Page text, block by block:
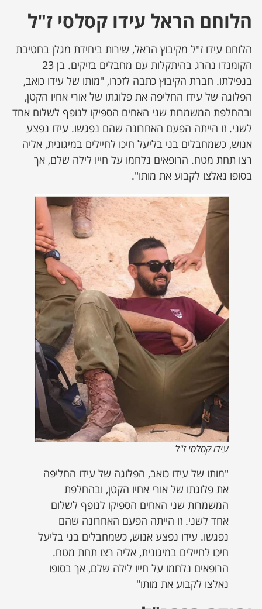
הלוחם הראל עידו קסלסי ז"ל
הלוחם עידו ז"ל מקיבוץ הראל, שירות ביחידת מגלן בחטיבת
הקומנדו נהרג בהיתקלות עם מחבלים בזיקים. בן 23
בנפילתו. חברת הקיבוץ כתבה לזכרו, "מותו של עידו כואב,
הפלוגה של עידו החליפה את פלוגתו של אורי אחיו הקטן,
ובהחלפת המשמרות שני האחים הספיקו לנופף לשלום אחד
לשני. זו הייתה הפעם האחרונה שהם נפגשו. עידו נפצע
אנוש, כשמחבלים בני בליעל חיכו לחיילים במיגונית, אליה
רצו תחת מטח. הרופאים נלחמו על חייו לילה שלם, אך
בסופו נאלצו לקבוע את מותו".
עידו קסלסי ז"ל
"מותו של עידו כואב, הפלוגה של עידו החליפה
את פלוגתו של אורי אחיו הקטן, ובהחלפת
המשמרות שני האחים הספיקו לנופף לשלום
אחד לשני. זו הייתה הפעם האחרונה שהם
נפגשו. עידו נפצע אנוש, כשמחבלים בני בליעל
חיכו לחיילים במיגונית, אליה רצו תחת מטח.
הרופאים נלחמו על חייו לילה שלם, אך בסופו
נאלצו לקבוע את מותו"